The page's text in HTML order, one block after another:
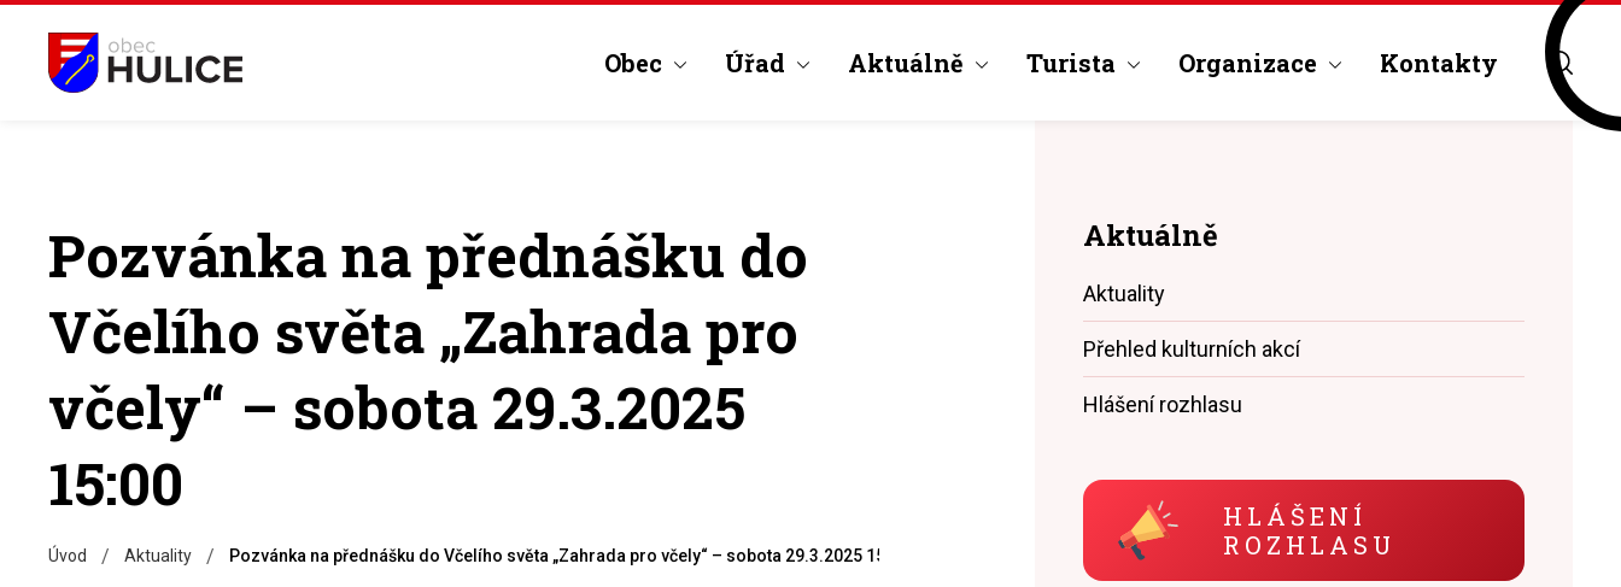
Obec Úřad Aktuálně Turista Organizace Kontakty
Pozvánka na přednášku do
Včelího světa „Zahrada pro
včely“ – sobota 29.3.2025
15:00
Úvod / Aktuality / Pozvánka na přednášku do Včelího světa „Zahrada pro včely“ – sobota 29.3.2025 15:00
Aktuálně
Aktuality
Přehled kulturních akcí
Hlášení rozhlasu
HLÁŠENÍ
ROZHLASU